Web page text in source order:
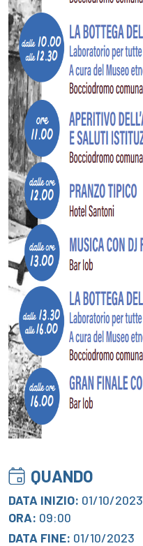
QUANDO
DATA INIZIO: 01/10/2023
ORA: 09:00
DATA FINE: 01/10/2023